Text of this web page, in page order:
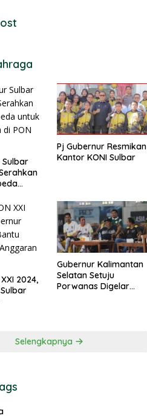
Sulbar
Pj Gubernur Resmikan
Kantor KONI Sulbar
2024,
Gubernur Kalimantan
Selatan Setuju
Porwanas Digelar
Selengkapnya